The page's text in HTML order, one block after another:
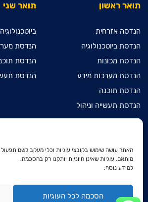
האתר עושה שימוש בקובצי עוגיות וכלי מעקב לשם תפעול
מותאם. עוגיות שאינן חיוניות יותקנו רק בהסכמה.
למידע נוסף:
הסכמה לכל העוגיות
תואר ראשון
הנדסה אזרחית
הנדסת ביוטכנולוגיה
הנדסת מכונות
הנדסת מערכות מידע
הנדסת תוכנה
הנדסת תעשייה וניהול
מדעי המחשב
הנדסת חשמל ואלקטרוניקה
דו-חוגי בהנדסת חשמל
ואלקטרוניקה ובהנדסת מכונות
דו-חוגי בהנדסת חשמל
ואלקטרוניקה ובמתמטיקה שימושית
תואר שני
ביוטכנולוגיה
הנדסת
הנדסת
הנדסת